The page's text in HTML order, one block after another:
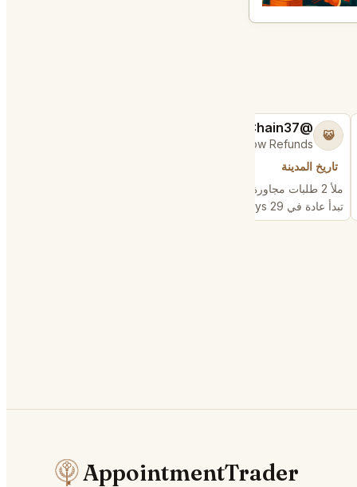
😺
@ChattyChain37
$300k+ in Sales & Low Refunds
تاريخ المدينة
ملأ 2 طلبات مجاورة
تبدأ عادة في 29 days
AppointmentTrader